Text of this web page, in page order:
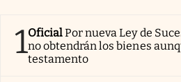
1OficialPor nueva Ley de
no obtendrán los bienes
testamento